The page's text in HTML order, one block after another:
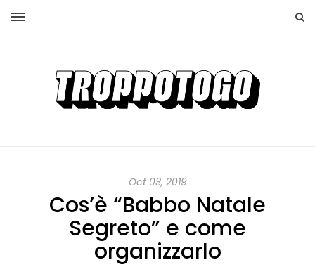
Oct 03, 2019
Cos’è “Babbo Natale
Segreto” e come
organizzarlo